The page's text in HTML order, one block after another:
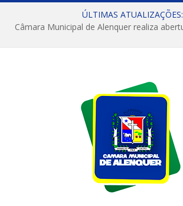
ÚLTIMAS ATUALIZAÇÕES: